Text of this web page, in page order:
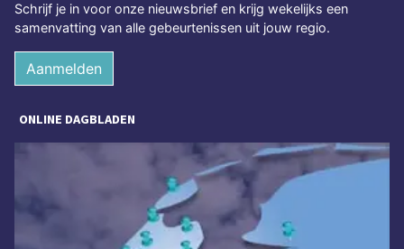
Schrijf je in voor onze nieuwsbrief en krijg wekelijks een
samenvatting van alle gebeurtenissen uit jouw regio.
Aanmelden
ONLINE DAGBLADEN